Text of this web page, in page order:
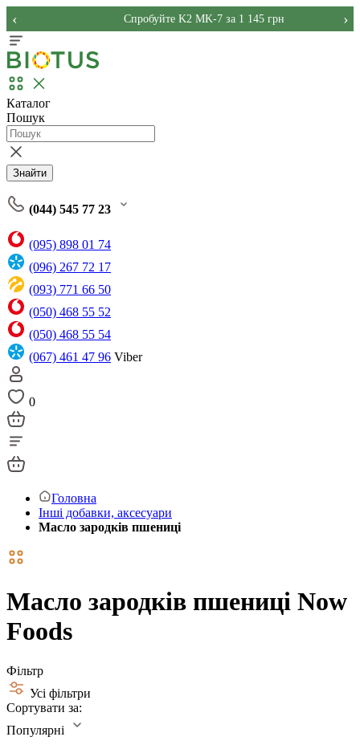
Спробуйте K2 MK-7 за 1 145 грн
‹ ›
Каталог
Пошук
Знайти
(044) 545 77 23
(095) 898 01 74
(096) 267 72 17
(093) 771 66 50
(050) 468 55 52
(050) 468 55 54
(067) 461 47 96 Viber
0
Головна
Інші добавки, аксесуари
Масло зародків пшениці
Масло зародків пшениці Now
Foods
Фільтр
Усі фільтри
Сортувати за:
Популярні